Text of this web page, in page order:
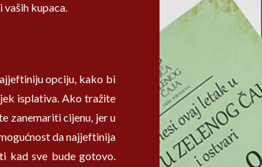
kupaca.
opciju, kako bi
isplativa. Ako tražite
zanemariti cijenu, jer u
da najjeftinija
kad sve bude gotovo.